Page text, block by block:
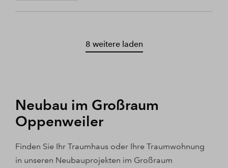
8 weitere laden
Neubau im Großraum
Oppenweiler
Finden Sie Ihr Traumhaus oder Ihre Traumwohnung
in unseren Neubauprojekten im Großraum